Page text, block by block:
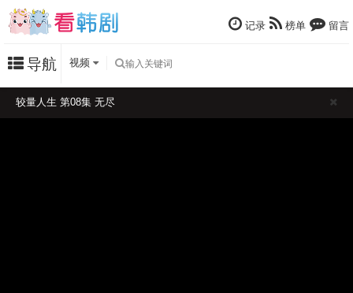
记录 榜单 留言
导航 视频
较量人生 第08集 无尽